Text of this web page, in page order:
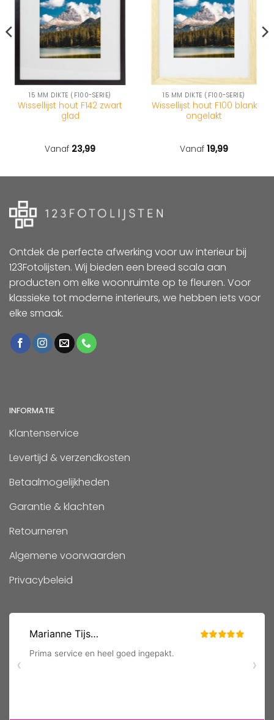
15 MM DIKTE (F100-SERIE)
Wissellijst hout F142 zwart
glad
Vanaf 23,99
15 MM DIKTE (F100-SERIE)
Wissellijst hout F100 blank
ongelakt
Vanaf 19,99
Ontdek de perfecte afwerking voor uw interieur bij
123Fotolijsten. Wij bieden een breed scala aan
producten om elke woonruimte op te fleuren. Voor
klassieke tot moderne interieurs, we hebben iets voor
elke smaak.
INFORMATIE
Klantenservice
Levertijd & verzendkosten
Betaalmogelijkheden
Garantie & klachten
Retourneren
Algemene voorwaarden
Privacybeleid